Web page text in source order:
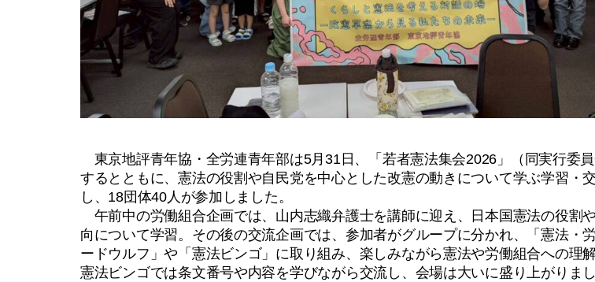
東京地評青年協・全労連青年部は5月31日、「若者憲法集会2026」（同実行委
するとともに、憲法の役割や自民党を中心とした改憲の動きについて学ぶ学習・
し、18団体40人が参加しました。
午前中の労働組合企画では、山内志織弁護士を講師に迎え、日本国憲法の役割
向について学習。その後の交流企画では、参加者がグループに分かれ、「憲法・
ードウルフ」や「憲法ビンゴ」に取り組み、楽しみながら憲法や労働組合への理解
憲法ビンゴでは条文番号や内容を学びながら交流し、会場は大いに盛り上がりまし